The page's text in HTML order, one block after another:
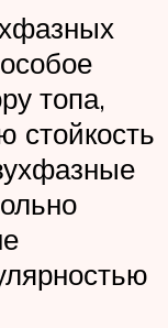
топа,
стойкость